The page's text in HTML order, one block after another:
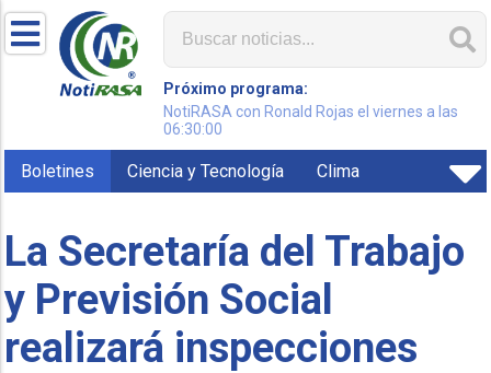
Próximo programa:
NotiRASA con Ronald Rojas el viernes a las
06:30:00
Boletines Ciencia y Tecnología Clima
La Secretaría del Trabajo
y Previsión Social
realizará inspecciones